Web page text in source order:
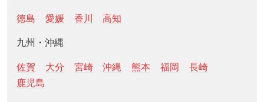
徳島 愛媛 香川 高知
九州・沖縄
佐賀 大分 宮崎 沖縄 熊本 福岡
長崎
鹿児島